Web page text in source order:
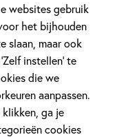
websites gebruik
het bijhouden
slaan, maar ook
instellen’ te
die we
aanpassen.
klikken, ga je
cookies
Interview